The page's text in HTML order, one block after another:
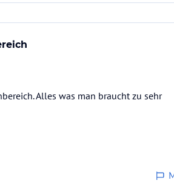
Alles was man braucht zu sehr